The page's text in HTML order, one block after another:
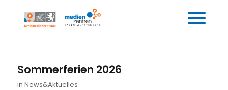
Sommerferien 2026
in News&Aktuelles